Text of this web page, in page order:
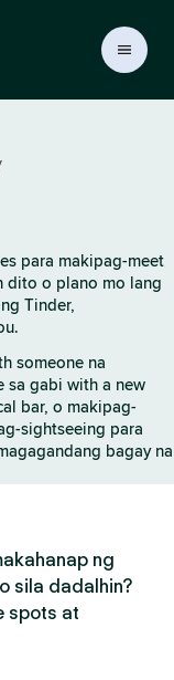
para makipag-meet
dito o plano mo lang
Tinder,
someone na
sa gabi with a new
bar, o makipag-
sightseeing para
bagay na
ng
sila dadalhin?
spots at